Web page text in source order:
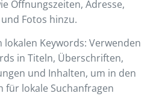
Öffnungszeiten, Adresse,
Fotos hinzu.
lokalen Keywords: Verwenden
in Titeln, Überschriften,
und Inhalten, um in den
für lokale Suchanfragen